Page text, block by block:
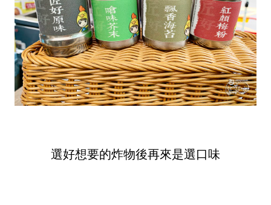
選好想要的炸物後再來是選口味